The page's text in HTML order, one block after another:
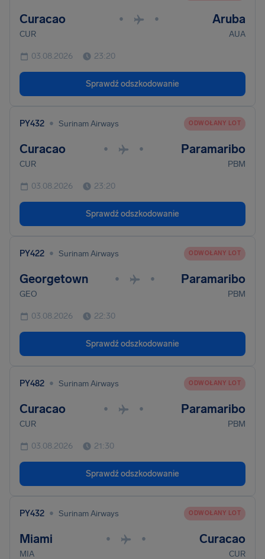
Curacao • • Aruba
CUR AUA
03.08.2026 23:20
Sprawdź odszkodowanie
PY432 • Surinam Airways ODWOŁANY LOT
Curacao • • Paramaribo
CUR PBM
03.08.2026 23:20
Sprawdź odszkodowanie
PY422 • Surinam Airways ODWOŁANY LOT
Georgetown • • Paramaribo
GEO PBM
03.08.2026 22:30
Sprawdź odszkodowanie
PY482 • Surinam Airways ODWOŁANY LOT
Curacao • • Paramaribo
CUR PBM
03.08.2026 21:30
Sprawdź odszkodowanie
PY432 • Surinam Airways ODWOŁANY LOT
Miami • • Curacao
MIA CUR